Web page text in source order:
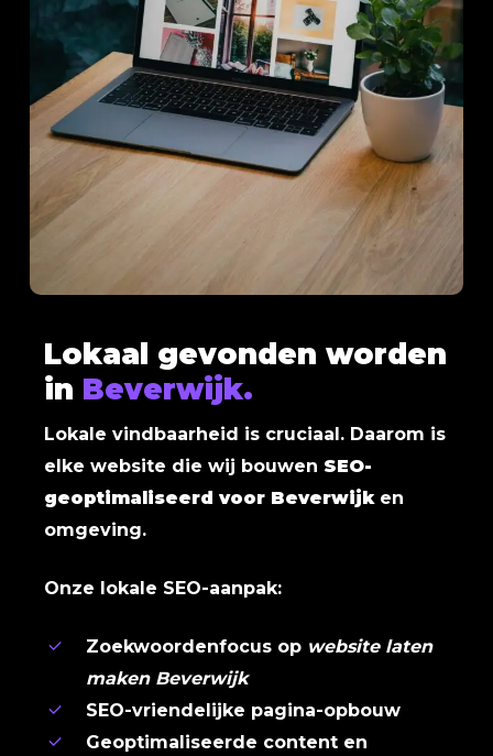
Lokaal gevonden worden
in Beverwijk.
Lokale vindbaarheid is cruciaal. Daarom is
elke website die wij bouwen SEO-
geoptimaliseerd voor Beverwijken
omgeving.
Onze lokale SEO-aanpak:
Zoekwoordenfocus op website laten
maken Beverwijk
SEO-vriendelijke pagina-opbouw
Geoptimaliseerde content en